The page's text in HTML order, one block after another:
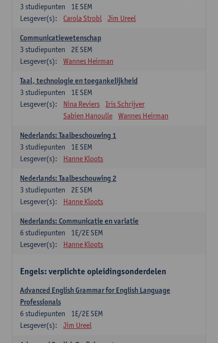
1E SEM
3 studiepunten
Lesgever(s):
Carola Strobl Jim Ureel
Communicatiewetenschap
2E SEM
3 studiepunten
Lesgever(s):
Wannes Heirman
Taal, technologie en toegankelijkheid
1E SEM
3 studiepunten
Lesgever(s):
Nina Reviers
Iris Schrijver
Sabien Hanoulle
Wannes Heirman
Nederlands: Taalbeschouwing 1
1E SEM
3 studiepunten
Lesgever(s):
Hanne Kloots
Nederlands: Taalbeschouwing 2
2E SEM
3 studiepunten
Lesgever(s):
Hanne Kloots
Nederlands: Communicatie en variatie
1E/2E SEM
6 studiepunten
Lesgever(s):
Hanne Kloots
Engels: verplichte opleidingsonderdelen
Advanced English Grammar for English Language
Professionals
1E/2E SEM
6 studiepunten
Lesgever(s):
Jim Ureel